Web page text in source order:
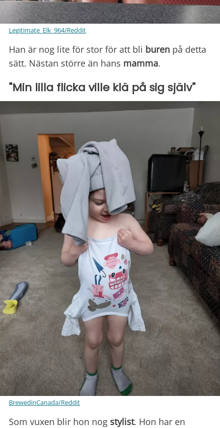
Legitimate_Elk_964/Reddit
Han är nog lite för stor för att bli buren på detta
sätt. Nästan större än hans mamma.
"Min lilla flicka ville klä på sig själv"
BrewedinCanada/Reddit
Som vuxen blir hon nog stylist. Hon har en